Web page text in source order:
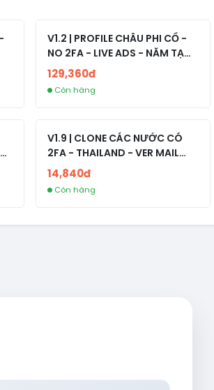
V1.2 | PROFILE CHÂU PHI CỔ -
NO 2FA - LIVE ADS - NĂM TẠO
2008-2024
129,360đ
Còn hàng
V1.9 | CLONE CÁC NƯỚC CÓ
2FA - THAILAND - VER MAIL
FVIAINBOXES.COM - CLONE
NEW KHÔNG BẢO HÀNH LOCAL
14,840đ
Còn hàng